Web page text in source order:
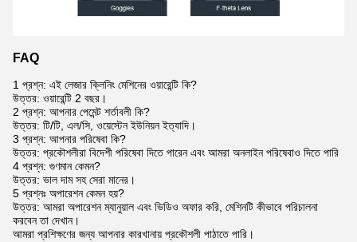
FAQ
1 প্রশ্ন: এই লেজার ক্লিনিং মেশিনের ওয়ারেন্টি কি?
উত্তর: ওয়ারেন্টি 2 বছর।
2 প্রশ্ন: আপনার পেমেন্ট শর্তাবলী কি?
উত্তর: টি/টি, এল/সি, ওয়েস্টেন ইউনিয়ন ইত্যাদি।
3 প্রশ্ন: আপনার পরিষেবা কি?
উত্তর: প্রকৌশলীরা বিদেশী পরিষেবা দিতে পারেন এবং আমরা অনলাইন পরিষেবাও দিতে পারি
4 প্রশ্ন: গুণমান কেমন?
উত্তর: ভাল দাম সহ সেরা মানের।
5 প্রশ্নঃ অপারেশন কেমন হয়?
উত্তর: আমরা অপারেশন ম্যানুয়াল এবং ভিডিও অফার করি, মেশিনটি কীভাবে পরিচালনা
করবেন তা দেখান।
আমরা প্রশিক্ষণের জন্য আপনার কারখানায় প্রকৌশলী পাঠাতে পারি।